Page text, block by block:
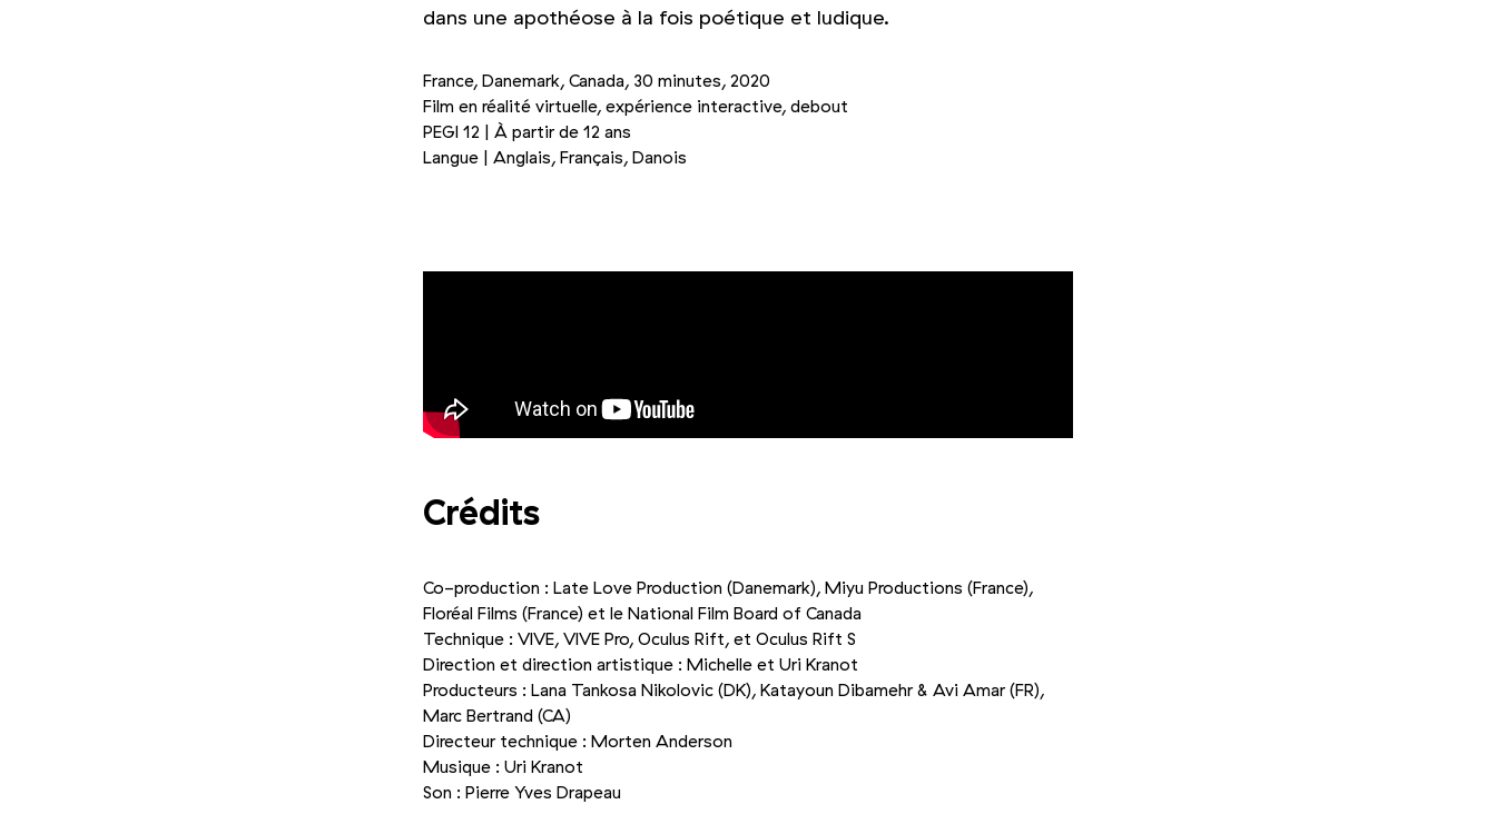
dans une apothéose à la fois poétique et ludique.
France, Danemark, Canada, 30 minutes, 2020
Film en réalité virtuelle, expérience interactive, debout
PEGI 12 | À partir de 12 ans
Langue | Anglais, Français, Danois
Crédits
Co-production : Late Love Production (Danemark), Miyu Productions (France),
Floréal Films (France) et le National Film Board of Canada
Technique : VIVE, VIVE Pro, Oculus Rift, et Oculus Rift S
Direction et direction artistique : Michelle et Uri Kranot
Producteurs : Lana Tankosa Nikolovic (DK), Katayoun Dibamehr& Avi Amar (FR),
Marc Bertrand (CA)
Directeur technique : Morten Anderson
Musique : Uri Kranot
Son : Pierre Yves Drapeau